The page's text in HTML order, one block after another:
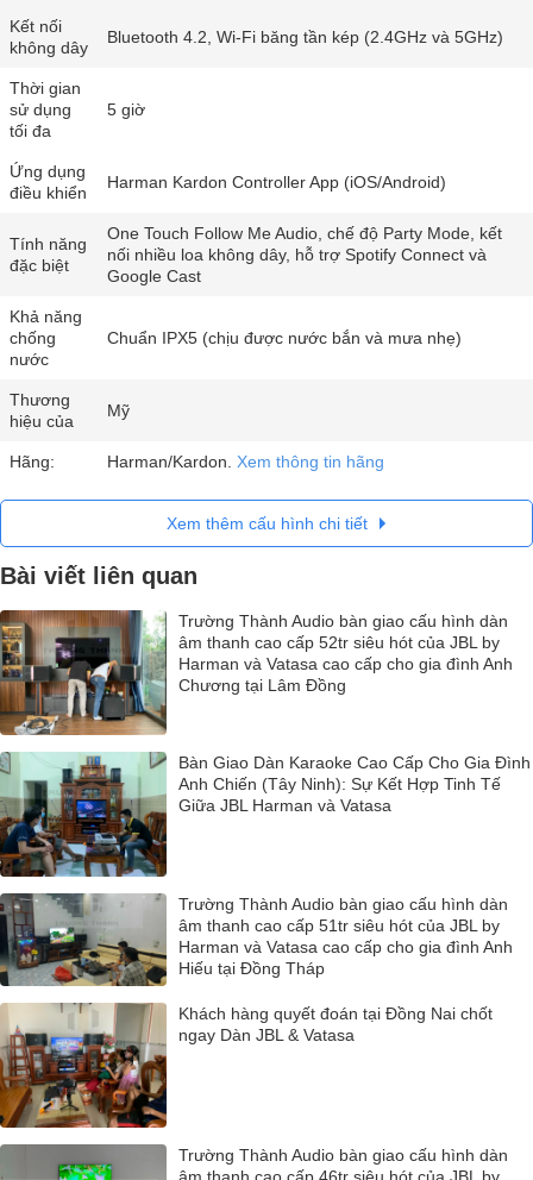
Kết nối
không dây
Bluetooth 4.2, Wi-Fi băng tần kép (2.4GHz và 5GHz)
Thời gian
sử dụng
tối đa
5 giờ
Ứng dụng
điều khiển
Harman Kardon Controller App (iOS/Android)
Tính năng
đặc biệt
One Touch Follow Me Audio, chế độ Party Mode, kết
nối nhiều loa không dây, hỗ trợ Spotify Connect và
Google Cast
Khả năng
chống
nước
Chuẩn IPX5 (chịu được nước bắn và mưa nhẹ)
Thương
hiệu của
Mỹ
Hãng: Harman/Kardon. Xem thông tin hãng
Xem thêm cấu hình chi tiết
Bài viết liên quan
Trường Thành Audio bàn giao cấu hình dàn
âm thanh cao cấp 52tr siêu hót của JBL by
Harman và Vatasa cao cấp cho gia đình Anh
Chương tại Lâm Đồng
Bàn Giao Dàn Karaoke Cao Cấp Cho Gia Đình
Anh Chiến (Tây Ninh): Sự Kết Hợp Tinh Tế
Giữa JBL Harman và Vatasa
Trường Thành Audio bàn giao cấu hình dàn
âm thanh cao cấp 51tr siêu hót của JBL by
Harman và Vatasa cao cấp cho gia đình Anh
Hiếu tại Đồng Tháp
Khách hàng quyết đoán tại Đồng Nai chốt
ngay Dàn JBL & Vatasa
Trường Thành Audio bàn giao cấu hình dàn